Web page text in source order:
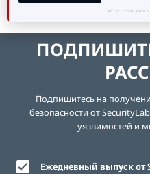
erid:
Подпишитесь на
безопасности от
уязвимостей и
Ежедневный выпуск от